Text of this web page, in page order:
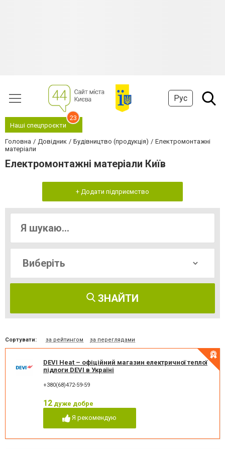
Рус
Наші спецпроєкти
23
Головна Довідник Будівництво (продукція)
Електромонтажні
матеріали
Електромонтажні матеріали Київ
+ Додати підприємство
ЗНАЙТИ
Сортувати: за рейтингом за переглядами
DEVI Heat – офіційний магазин електричної теплої
підлоги DEVI в Україні
+380(68)472-59-59
12 дуже добре
Я рекомендую